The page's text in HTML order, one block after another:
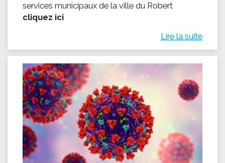
services municipaux de la ville du Robert
cliquez ici
Lire la suite